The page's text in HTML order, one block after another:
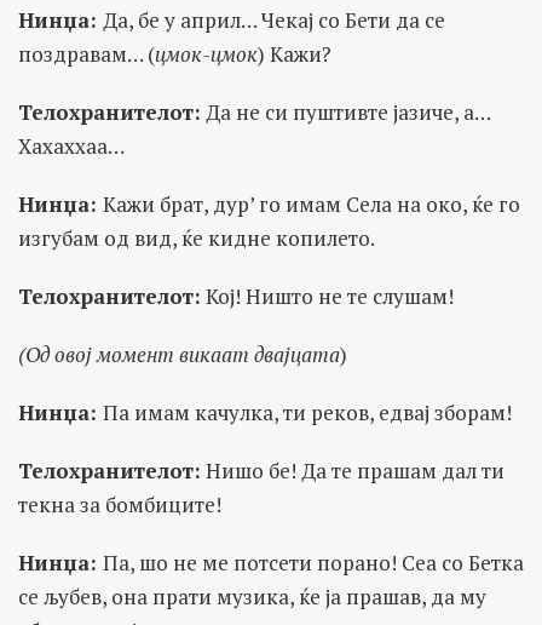
Нинџа: Да, бе у април… Чекај со Бети да се
поздравам… (цмок-цмок) Кажи?
Телохранителот: Да не си пуштивте јазиче, а…
Хахаххаа…
Нинџа: Кажи брат, дур’ го имам Села на око, ќе го
изгубам од вид, ќе кидне копилето.
Телохранителот: Кој! Ништо не те слушам!
(Од овој момент викаат двајцата)
Нинџа: Па имам качулка, ти реков, едвај зборам!
Телохранителот: Нишо бе! Да те прашам дал ти
текна за бомбиците!
Нинџа: Па, шо не ме потсети порано! Сеа со Бетка
се љубев, она прати музика, ќе ја прашав, да му